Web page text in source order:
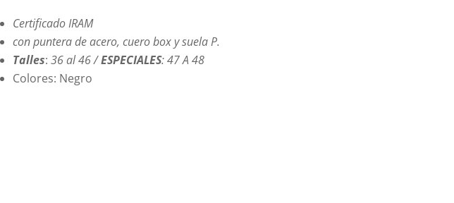
Certificado IRAM
con puntera de acero, cuero box y suela P.
Talles: 36 al 46 /ESPECIALES: 47 A 48
Colores: Negro